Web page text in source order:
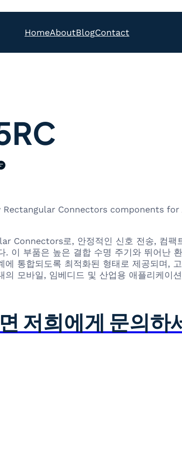
HomeAboutBlogContact
Connectors components
Connectors로, 안정적인 신호 전송, 컴
이 부품은 높은 결합 수명 주기와 뛰어난
통합되도록 최적화된 형태로 제공되며,
모바일, 임베디드 및 산업용 애플리케이
저희에게 문의하